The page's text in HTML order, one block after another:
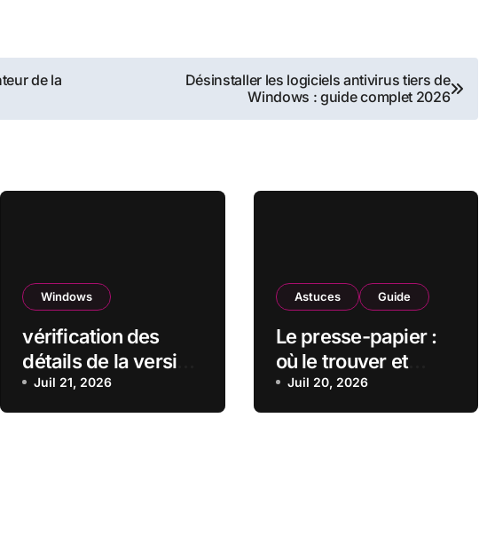
de la
Désinstaller les logiciels antivirus tiers de
Windows : guide complet 2026
Windows
vérification des
détails de la version
de windows
Juil 21, 2026
Astuces Guide
Le presse-papier :
où le trouver et
comment l’utiliser
sur Windows ?
Juil 20, 2026